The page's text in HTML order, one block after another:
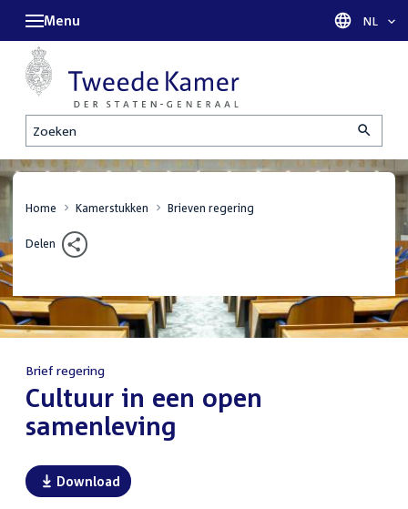
Zoeken
Menu Taal
NL
Home Kamerstukken Brieven regering
Delen
Brief regering
:Cultuur in een open
samenleving
Download